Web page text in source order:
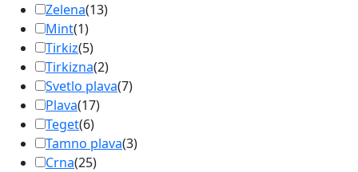
Zelena(13)
Mint(1)
Tirkiz(5)
Tirkizna(2)
Svetlo plava(7)
Plava(17)
Teget(6)
Tamno plava(3)
Crna(25)